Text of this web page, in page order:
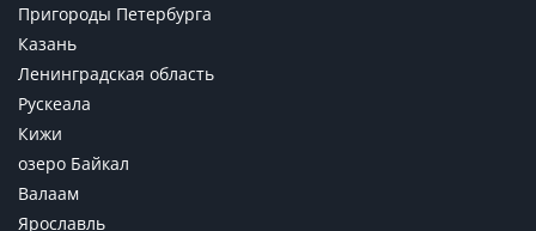
Пригороды Петербурга
Казань
Ленинградская область
Рускеала
Кижи
озеро Байкал
Валаам
Ярославль